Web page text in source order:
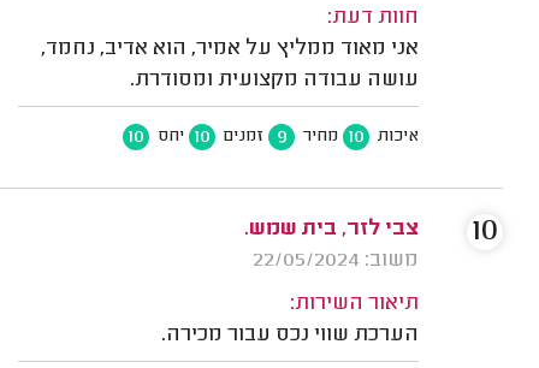
חוות דעת:
אני מאוד ממליץ על אמיר, הוא אדיב, נחמד,
עושה עבודה מקצועית ומסודרת.
איכות 10 מחיר 9 זמנים 10 יחס 10
צבי לזר, בית שמש.
משוב: 22/05/2024
תיאור השירות:
הערכת שווי נכס עבור מכירה.
10